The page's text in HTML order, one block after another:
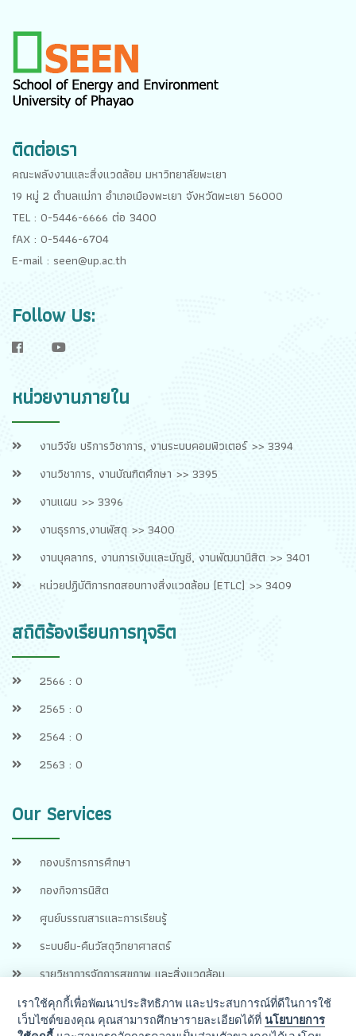
ติดต่อเรา
คณะพลังงานและสิ่งแวดล้อม มหาวิทยาลัยพะเยา
19 หมู่ 2 ตำบลแม่กา อำเภอเมืองพะเยา จังหวัดพะเยา 56000
TEL : 0-5446-6666 ต่อ 3400
fAX : 0-5446-6704
E-mail : seen@up.ac.th
Follow Us:
หน่วยงานภายใน
งานวิจัย บริการวิชาการ, งานระบบคอมพิวเตอร์ >> 3394
งานวิชาการ, งานบัณฑิตศึกษา >> 3395
งานแผน >> 3396
งานธุรการ,งานพัสดุ >> 3400
งานบุคลากร, งานการเงินและบัญชี, งานพัฒนานิสิต >> 3401
หน่วยปฏิบัติการทดสอบทางสิ่งแวดล้อม [ETLC] >> 3409
สถิติร้องเรียนการทุจริต
2566 : 0
2565 : 0
2564 : 0
2563 : 0
Our Services
กองบริการการศึกษา
กองกิจการนิสิต
ศูนย์บรรณสารและการเรียนรู้
ระบบยืม-คืนวัสดุวิทยาศาสตร์
รายวิชาการจัดการสุขภาพ และสิ่งแวดล้อม
เราใช้คุกกี้เพื่อพัฒนาประสิทธิภาพ และประสบการณ์ที่ดีในการใช้
เว็บไซต์ของคุณ คุณสามารถศึกษารายละเอียดได้ที่นโยบายการ